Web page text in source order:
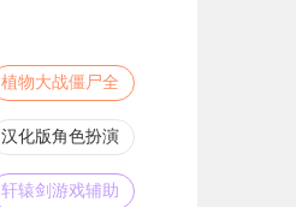
植物大战僵尸全
版本合集
汉化版角色扮演
游戏大全
轩辕剑游戏辅助